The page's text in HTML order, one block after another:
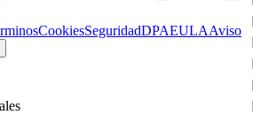
CookiesSeguridadDPAEULAAviso